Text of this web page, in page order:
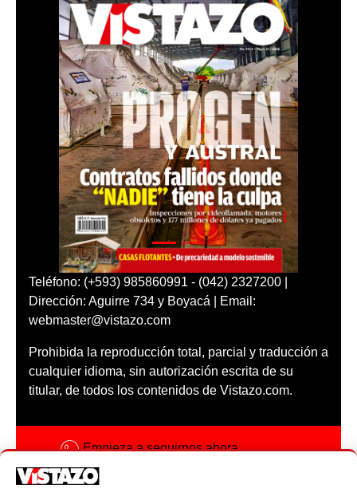
Teléfono: (+593) 985860991 - (042) 2327200 |
Dirección: Aguirre 734 y Boyacá | Email:
webmaster@vistazo.com
Prohibida la reproducción total, parcial y traducción a
cualquier idioma, sin autorización escrita de su
titular, de todos los contenidos de Vistazo.com.
Empieza a seguirnos ahora